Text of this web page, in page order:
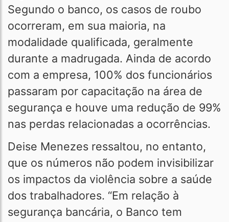
Segundo o banco, os casos de roubo
ocorreram, em sua maioria, na
modalidade qualificada, geralmente
durante a madrugada. Ainda de acordo
com a empresa, 100% dos funcionários
passaram por capacitação na área de
segurança e houve uma redução de 99%
nas perdas relacionadas a ocorrências.
Deise Menezes ressaltou, no entanto,
que os números não podem invisibilizar
os impactos da violência sobre a saúde
dos trabalhadores. “Em relação à
segurança bancária, o Banco tem